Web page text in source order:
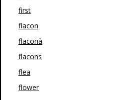
first
flacon
flaconà
flacons
flea
flower